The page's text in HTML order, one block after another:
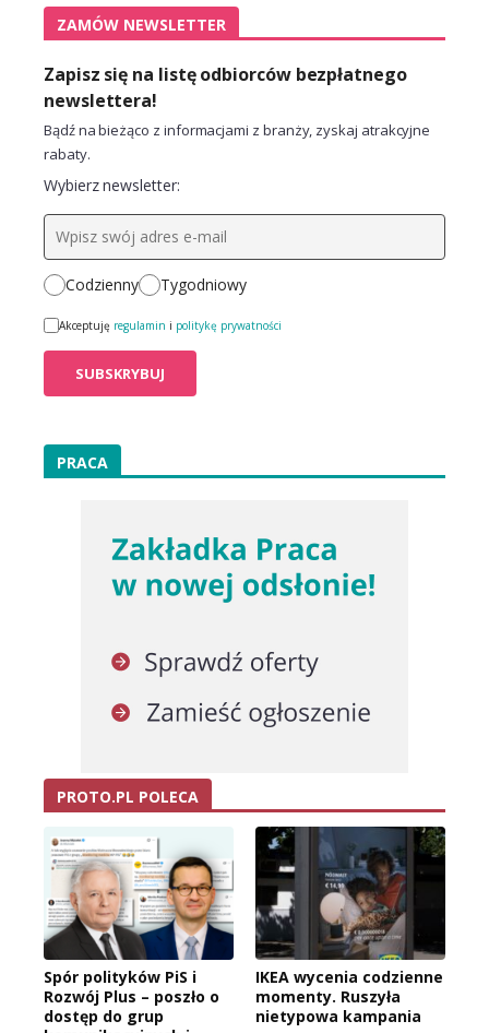
ZAMÓW NEWSLETTER
Zapisz się na listę odbiorców bezpłatnego
newslettera!
Bądź na bieżąco z informacjami z branży, zyskaj atrakcyjne
rabaty.
Wybierz newsletter:
Codzienny Tygodniowy
Akceptuję regulamin i politykę prywatności
PRACA
PROTO.PL POLECA
Spór polityków PiS i
Rozwój Plus – poszło o
dostęp do grup
IKEA wycenia codzienne
momenty. Ruszyła
nietypowa kampania